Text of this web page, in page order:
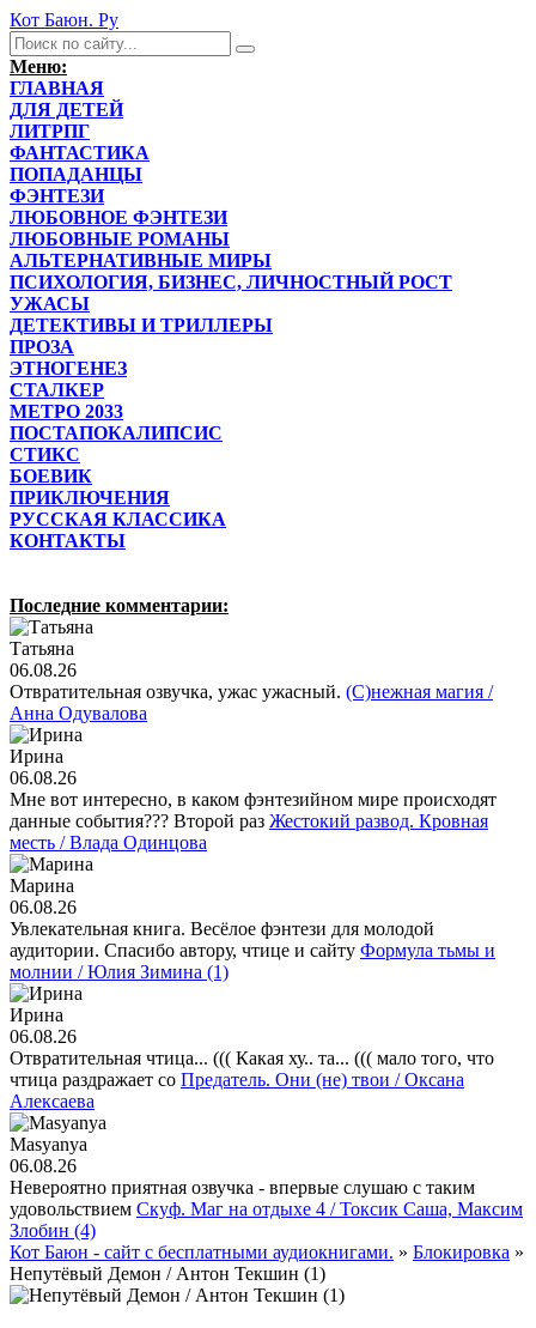
Кот Баюн. Ру
Меню:
ГЛАВНАЯ
ДЛЯ ДЕТЕЙ
ЛИТРПГ
ФАНТАСТИКА
ПОПАДАНЦЫ
ФЭНТЕЗИ
ЛЮБОВНОЕ ФЭНТЕЗИ
ЛЮБОВНЫЕ РОМАНЫ
АЛЬТЕРНАТИВНЫЕ МИРЫ
ПСИХОЛОГИЯ, БИЗНЕС, ЛИЧНОСТНЫЙ РОСТ
УЖАСЫ
ДЕТЕКТИВЫ И ТРИЛЛЕРЫ
ПРОЗА
ЭТНОГЕНЕЗ
СТАЛКЕР
МЕТРО 2033
ПОСТАПОКАЛИПСИС
СТИКС
БОЕВИК
ПРИКЛЮЧЕНИЯ
РУССКАЯ КЛАССИКА
КОНТАКТЫ
Последние комментарии:
Татьяна
06.08.26
Отвратительная озвучка, ужас ужасный. (С)нежная магия /
Анна Одувалова
Ирина
06.08.26
Мне вот интересно, в каком фэнтезийном мире происходят
данные события??? Второй раз Жестокий развод. Кровная
месть / Влада Одинцова
Марина
06.08.26
Увлекательная книга. Весёлое фэнтези для молодой
аудитории. Спасибо автору, чтице и сайту Формула тьмы и
молнии / Юлия Зимина (1)
Ирина
06.08.26
Отвратительная чтица... ((( Какая ху.. та... ((( мало того, что
чтица раздражает со Предатель. Они (не) твои / Оксана
Алексаева
Masyanya
06.08.26
Невероятно приятная озвучка - впервые слушаю с таким
удовольствием Скуф. Маг на отдыхе 4 / Токсик Саша, Максим
Злобин (4)
Кот Баюн - сайт с бесплатными аудиокнигами. » Блокировка »
Непутёвый Демон / Антон Текшин (1)